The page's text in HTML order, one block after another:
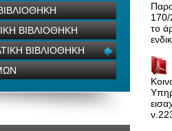
ΒΙΒΛΙΟΘΗΚΗ
ΒΙΒΛΙΟΘΗΚΗ
170/
το